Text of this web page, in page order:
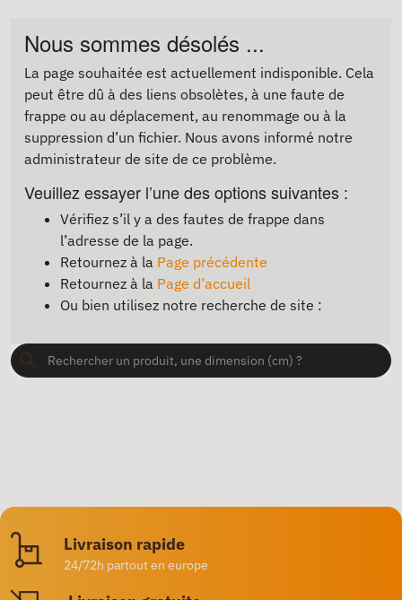
Nous sommes désolés ...
La page souhaitée est actuellement indisponible. Cela
peut être dû à des liens obsolètes, à une faute de
frappe ou au déplacement, au renommage ou à la
suppression d’un fichier. Nous avons informé notre
administrateur de site de ce problème.
Veuillez essayer l’une des options suivantes :
Vérifiez s’il y a des fautes de frappe dans
l’adresse de la page.
Retournez à la Page précédente
Retournez à la Page d’accueil
Ou bien utilisez notre recherche de site :
Livraison rapide
24/72h partout en europe